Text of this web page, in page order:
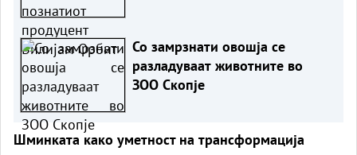
Со замрзнати овошја се
разладуваат животните во
ЗОО Скопје
Шминката како уметност на трансформација